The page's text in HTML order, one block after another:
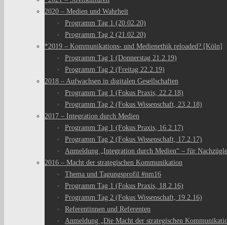
2020 – Medien und Wahrheit
Programm Tag 1 (20.02.20)
Programm Tag 2 (21.02.20)
*2019 – Kommunikations- und Medienethik reloaded? [Köln]
Programm Tag 1 (Donnerstag 21.2.19)
Programm Tag 2 (Freitag 22.2.19)
2018 – Aufwachsen in digitalen Gesellschaften
Programm Tag 1 (Fokus Praxis, 22.2.18)
Programm Tag 2 (Fokus Wissenschaft, 23.2.18)
2017 – Integration durch Medien
Programm Tag 1 (Fokus Praxis, 16.2.17)
Programm Tag 2 (Fokus Wissenschaft, 17.2.17)
Anmeldung „Integration durch Medien“ – für
2016 – Macht der strategischen Kommunikation
Thema und Tagungsprofil #nm16
Programm Tag 1 (Fokus Praxis, 18.2.16)
Programm Tag 2 (Fokus Wissenschaft, 19.2.16)
Referentinnen und Referenten
Anmeldung „Die Macht der strategischen